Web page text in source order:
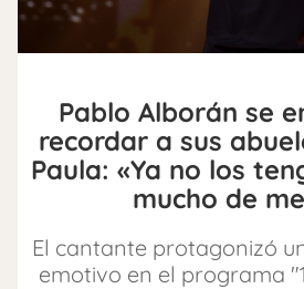
Pablo Alborán se
recordar a sus
Paula: «Ya no los
mucho de
El cantante protagonizó
emotivo en el programa